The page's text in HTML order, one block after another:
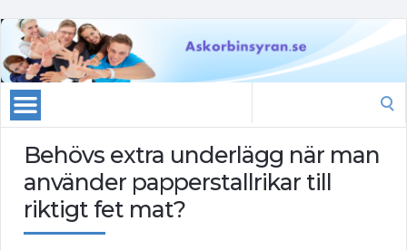
Behövs extra underlägg när man
använder papperstallrikar till
riktigt fet mat?